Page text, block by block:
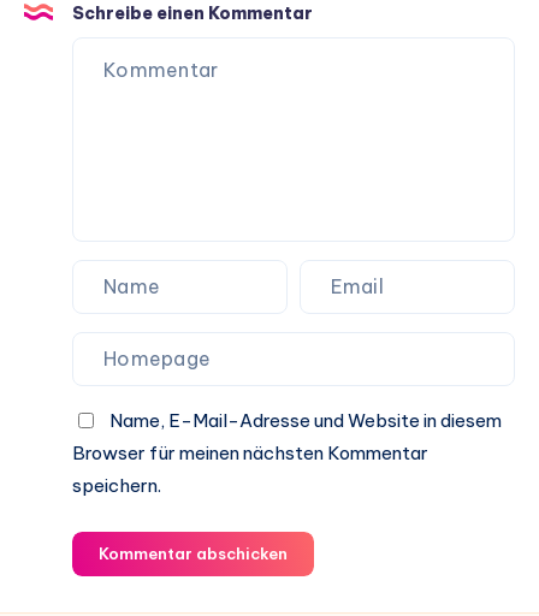
Schreibe einen Kommentar
Name, E-Mail-Adresse und Website in diesem
Browser für meinen nächsten Kommentar
speichern.
Kommentar abschicken